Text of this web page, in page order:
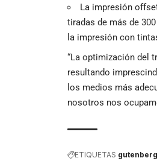
La impresión
tiradas de más de
la impresión con
“La optimización del
resultando
los medios más
nosotros nos
ETIQUETAS gutenberg